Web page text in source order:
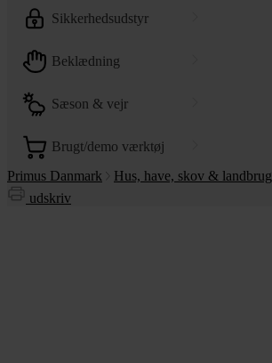
sikkerhedsudstyr
beklædning
sæson & vejr
brugt/demo værktøj
Primus Danmark
Hus, have, skov & landbrug
udskriv